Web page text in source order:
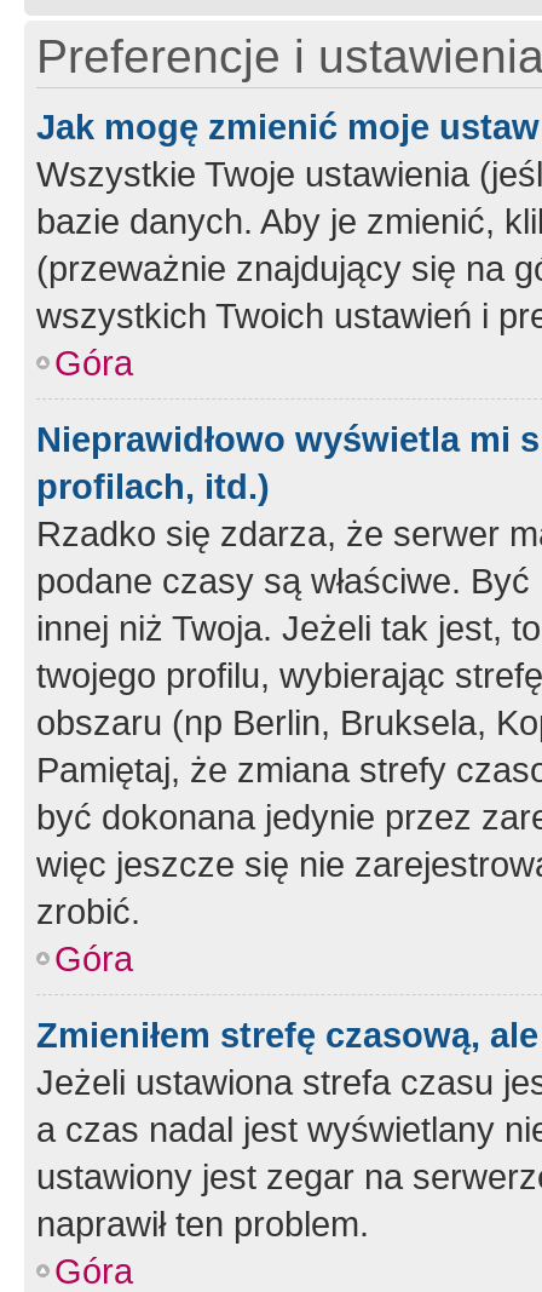
Preferencje i
Jak mogę zmienić moje
Wszystkie Twoje ustawienia
bazie danych. Aby je zmienić,
(przeważnie znajdujący się na
wszystkich Twoich ustawień i
Góra
Nieprawidłowo wyświetla mi
profilach, itd.)
Rzadko się zdarza, że serwer
podane czasy są właściwe.
innej niż Twoja. Jeżeli tak jest,
twojego profilu, wybierając
obszaru (np Berlin, Bruksela,
Pamiętaj, że zmiana strefy
być dokonana jedynie przez
więc jeszcze się nie
zrobić.
Góra
Zmieniłem strefę czasową,
Jeżeli ustawiona strefa czasu
a czas nadal jest wyświetlany
ustawiony jest zegar na
naprawił ten problem.
Góra